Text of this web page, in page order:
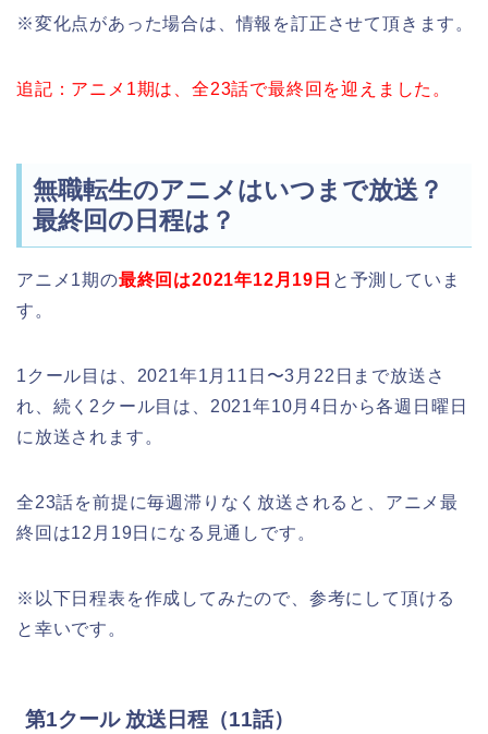
※変化点があった場合は、情報を訂正させて頂きます。
追記：アニメ1期は、全23話で最終回を迎えました。
無職転生のアニメはいつまで放送？
最終回の日程は？
アニメ1期の最終回は2021年12月19日 と予測していま
す。
1クール目は、2021年1月11日〜3月22日まで放送さ
れ、続く2クール目は、2021年10月4日から各週日曜日
に放送されます。
全23話を前提に毎週滞りなく放送されると、アニメ最
終回は12月19日になる見通しです。
※以下日程表を作成してみたので、参考にして頂ける
と幸いです。
第1クール 放送日程（11話）